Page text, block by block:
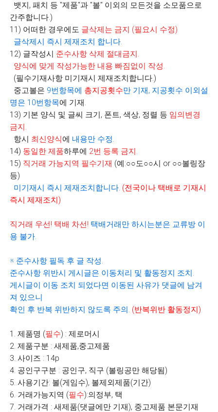
뱃지, 패치 등 "제품"과 "볼" 이외의 모든것을 소모품으로
간주합니다.)
11) 어떠한 경우에도 글삭제는 금지 (필요시 수정)
글삭제시 즉시 제재조치 합니다.
12) 글작성시 준수사항 삭제 절대금지.
양식에 맞게 작성가능한 내용 빠짐없이 작성.
(필수기재사항 미기재시 제재조치합니다.)
중고볼은 9번항목에 총지공횟수만 기재, 지공횟수 이외설
명은 10번항목에 기재.
13) 기본 양식 및 글씨 크기, 폰트, 색상, 정렬 등 임의변경
금지.
항시 최신양식에 내용만 수정.
14) 동일한 제품하루에 2번 등록 금지.
15) 직거래 가능지역 필수기재 (예:○○도○○시 or ○○볼링장
등)
미기재시 즉시 제재조치합니다. (전국이나 택배로 기재시
즉시 제재조치)
직거래 우선! 택배 차선! 택배거래만 하시는분은 교류방 이
용 불가.
※ 준수사항 필독 후 글 작성.
준수사항 위반시 게시글은 이동처리 및 활동정지 조치.
게시글이 이동 조치 되었다면 이동된 사유가 댓글에 남겨
져 있으니
확인 후 반복 위반하지 않도록 주의. (반복위반 활동정지)
1. 제품명 (필수) : 제로머시
2. 제품구분 : 새제품,중고제품
3. 사이즈 : 14p
4. 공인구구분 : 공인구, 직구 (볼링공만 해당됨)
5. 사용기간: 볼(게임수), 볼제외제품(기간)
6. 거래가능지역 (필수):의정부, 택
7. 거래가격 : 새제품(댓글에만 기재), 중고제품 본문기재